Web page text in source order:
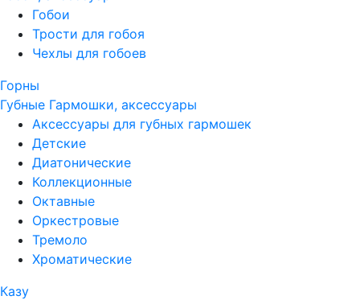
Гобои
Трости для гобоя
Чехлы для гобоев
Горны
Губные Гармошки, аксессуары
Аксессуары для губных гармошек
Детские
Диатонические
Коллекционные
Октавные
Оркестровые
Тремоло
Хроматические
Казу